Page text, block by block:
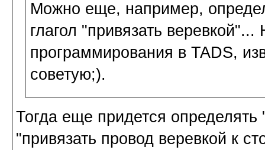
Можно еще, например,
глагол "привязать
программирования в TADS,
советую;).
Тогда еще придется определять
"привязать провод веревкой к